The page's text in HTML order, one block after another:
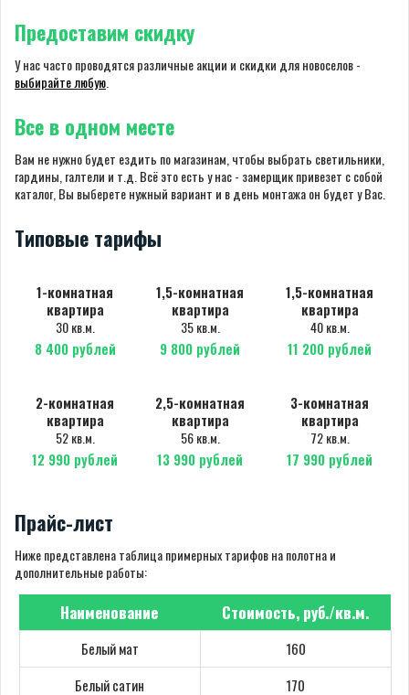
Предоставим скидку
У нас часто проводятся различные акции и скидки для новоселов -
выбирайте любую
Все в одном месте
Вам не нужно будет ездить по магазинам, чтобы выбрать светильники,
гардины, галтели и т.д. Всё это есть у нас - замерщик привезет с собой
каталог, Вы выберете нужный вариант и в день монтажа он будет у Вас.
Типовые тарифы
1-комнатная
квартира
1,5-комнатная
квартира
1,5-комнатная
квартира
30 кв.м. 35 кв.м. 40 кв.м.
8 400 рублей 9 800 рублей 11 200 рублей
2-комнатная
квартира
2,5-комнатная
квартира
3-комнатная
квартира
52 кв.м. 56 кв.м. 72 кв.м.
12 990 рублей 13 990 рублей 17 990 рублей
Прайс-лист
Ниже представлена таблица примерных тарифов на полотна и
дополнительные работы:
Наименование Стоимость, руб./кв.м.
Белый мат
160
Белый сатин
170